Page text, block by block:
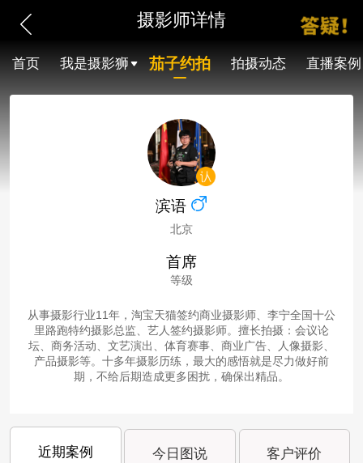
摄影师详情
首页 我是摄影狮 茄子约拍 拍摄动态 直播案例
滨语
北京
首席
等级
从事摄影行业11年，淘宝天猫签约商业摄影师、李宁全国十公
里路跑特约摄影总监、艺人签约摄影师。擅长拍摄：会议论
坛、商务活动、文艺演出、体育赛事、商业广告、人像摄影、
产品摄影等。十多年摄影历练，最大的感悟就是尽力做好前
期，不给后期造成更多困扰，确保出精品。
近期案例 今日图说 客户评价